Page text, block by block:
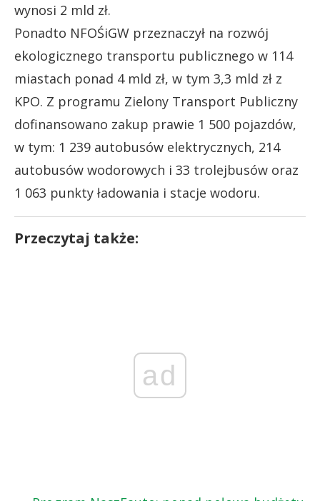
wynosi 2 mld zł.
Ponadto NFOŚiGW przeznaczył na rozwój
ekologicznego transportu publicznego w 114
miastach ponad 4 mld zł, w tym 3,3 mld zł z
KPO. Z programu Zielony Transport Publiczny
dofinansowano zakup prawie 1 500 pojazdów,
w tym: 1 239 autobusów elektrycznych, 214
autobusów wodorowych i 33 trolejbusów oraz
1 063 punkty ładowania i stacje wodoru.
Przeczytaj także:
ad